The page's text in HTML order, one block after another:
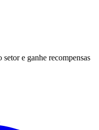
e ganhe recompensas